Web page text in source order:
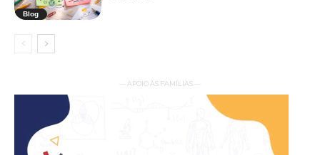
Blog
— APOIO ÀS FAMÍLIAS —